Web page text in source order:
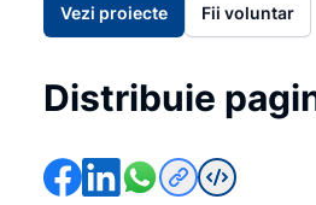
Vezi proiecte Fii voluntar
Distribuie